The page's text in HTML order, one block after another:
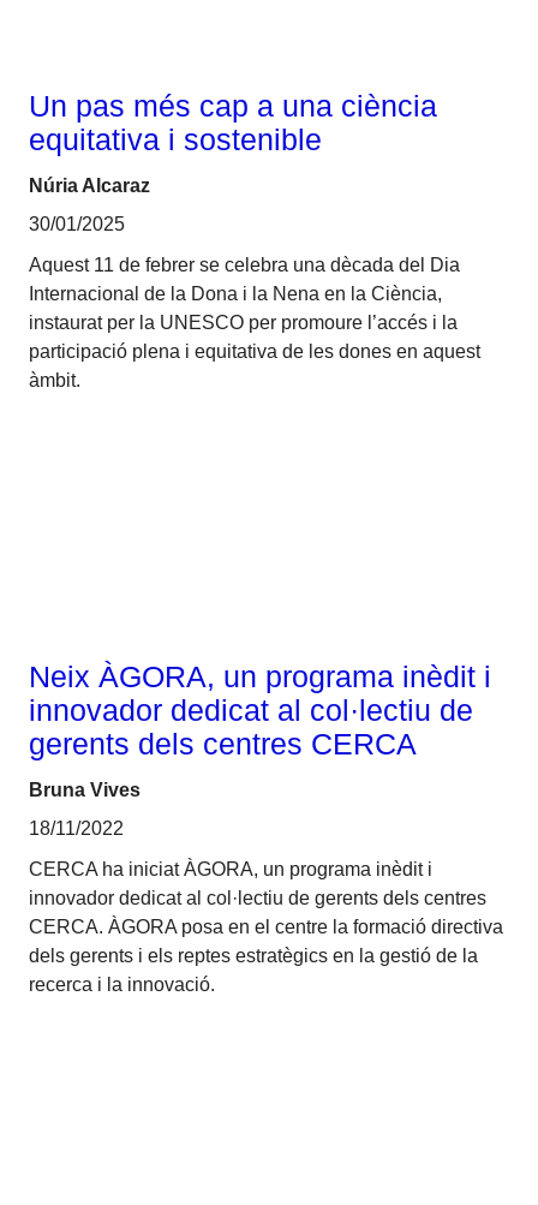
Un pas més cap a una ciència
equitativa i sostenible
Núria Alcaraz
30/01/2025
Aquest 11 de febrer se celebra una dècada del Dia
Internacional de la Dona i la Nena en la Ciència,
instaurat per la UNESCO per promoure l’accés i la
participació plena i equitativa de les dones en aquest
àmbit.
Neix ÀGORA, un programa inèdit i
innovador dedicat al col·lectiu de
gerents dels centres CERCA
Bruna Vives
18/11/2022
CERCA ha iniciat ÀGORA, un programa inèdit i
innovador dedicat al col·lectiu de gerents dels centres
CERCA. ÀGORA posa en el centre la formació directiva
dels gerents i els reptes estratègics en la gestió de la
recerca i la innovació.